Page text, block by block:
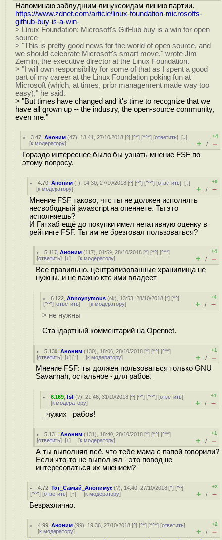
Напоминаю заблудшим линуксоидам линию партии.
https://www.zdnet.com/article/linux-foundation-microsofts-
github-buy-is-a-win-
> Linux Foundation: Microsoft's GitHub buy is a win for open
source
> "This is pretty good news for the world of open source, and
we should celebrate Microsoft's smart move," wrote Jim
Zemlin, the executive director at the Linux Foundation.
> "I will own responsibility for some of that as I spent a good
part of my career at the Linux Foundation poking fun at
Microsoft (which, at times, prior management made way too
easy)," he said.
> "But times have changed and it's time to recognize that we
have all grown up -- the industry, the open-source community,
even me."
3.47 ,Аноним (47), 13:41, 27/10/2018 [^] [^^] [^^^] [ответить][↓]
[к модератору]
+4
+ / –
Гораздо интереснее было бы узнать мнение FSF по
этому вопросу.
4.70 ,Аноним (-), 14:30, 27/10/2018 [^] [^^] [^^^] [ответить][↓]
[к модератору]
+9
+ / –
Мнение FSF таково, что ты не должен исполнять
несвободный javascript на опеннете. Ты это
исполняешь?
И Гитхаб ещё до покупки имел негативную оценку в
рейтинге FSF. Ты им не брезговал пользоваться?
5.117 ,Аноним (117), 01:59, 28/10/2018 [^] [^^] [^^^]
[ответить] [↓] [к модератору]
+4
+ / –
Все правильно, централизованные хранилища не
нужны, и не важно кто ими владеет
6.122 ,Annoynymous (ok), 13:53, 28/10/2018 [^] [^^]
[^^^] [ответить] [к модератору]
+4
+ / –
> не нужны
Стандартный комментарий на Opennet.
5.130 ,Аноним (130), 18:06, 28/10/2018 [^] [^^] [^^^]
[ответить] [↓] [↑] [к модератору]
+1
+ / –
Мнение FSF: ты должен пользоваться только GNU
Savannah, остальное - для рабов.
6.169 ,fsf (?), 21:46, 31/10/2018 [^] [^^] [^^^] [ответить]
[к модератору]
+1
+ / –
_чужих_ рабов!
5.131 ,Аноним (131), 18:40, 28/10/2018 [^] [^^] [^^^]
[ответить] [↑] [к модератору]
+1
+ / –
А ты выполнял всё, что тебе мама с папой говорили?
Если что-то не выполнял - это повод не
интересоваться их мнением?
4.72 ,Тот_Самый_Анонимус (?), 14:40, 27/10/2018 [^] [^^]
[^^^] [ответить] [↑] [к модератору]
+2
+ / –
Безразлично.
4.99 ,Аноним (99), 19:36, 27/10/2018 [^] [^^] [^^^] [ответить]
[к модератору]
+2
+ / –